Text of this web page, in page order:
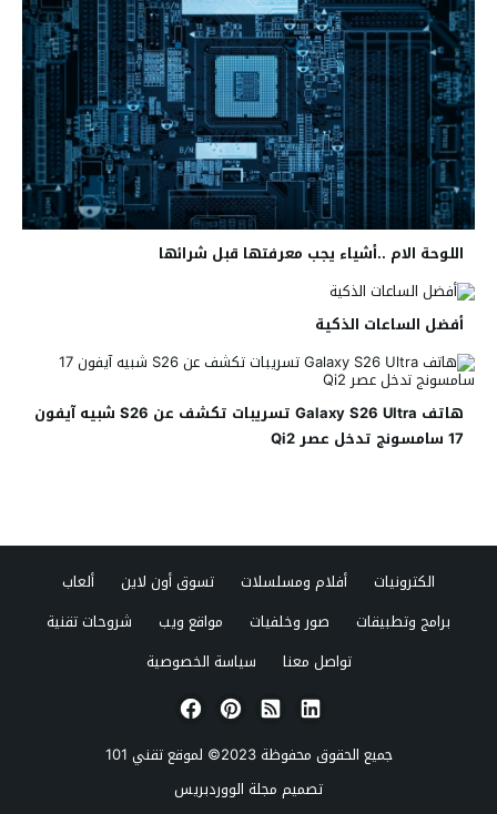
اللوحة الام ..أشياء يجب معرفتها قبل شرائها
أفضل الساعات الذكية
هاتف Galaxy S26 Ultra تسريبات تكشف عن S26 شبيه آيفون
17 سامسونج تدخل عصر Qi2
الكترونيات أفلام ومسلسلات تسوق أون لاين
ألعاب
برامج وتطبيقات
صور وخلفيات مواقع ويب
شروحات تقنية
تواصل معنا
سياسة الخصوصية
جميع الحقوق محفوظة 2023© لموقع
تقني 101
تصميم مجلة الووردبريس